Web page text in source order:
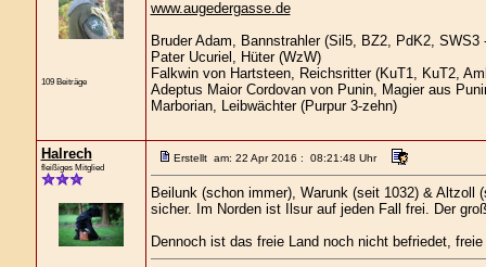
109 Beiträge
www.augedergasse.de
Bruder Adam, Bannstrahler (Sil5, BZ2, PdK2, SWS3
Pater Ucuriel, Hüter (WzW)
Falkwin von Hartsteen, Reichsritter (KuT1, KuT2,
Adeptus Maior Cordovan von Punin, Magier aus
Marborian, Leibwächter (Purpur 3-zehn)
Halrech
fleißiges Mitglied
Erstellt am: 22 Apr 2016 : 08:21:48 Uhr
Beilunk (schon immer), Warunk (seit 1032) &
sicher. Im Norden ist Ilsur auf jeden Fall frei. Der
Dennoch ist das freie Land noch nicht befriedet,